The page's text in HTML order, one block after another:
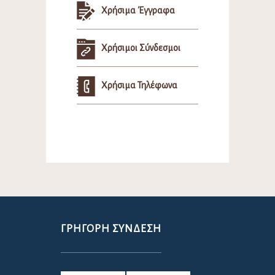
Χρήσιμα Έγγραφα
Χρήσιμοι Σύνδεσμοι
Χρήσιμα Τηλέφωνα
ΓΡΉΓΟΡΗ ΣΎΝΔΕΣΗ